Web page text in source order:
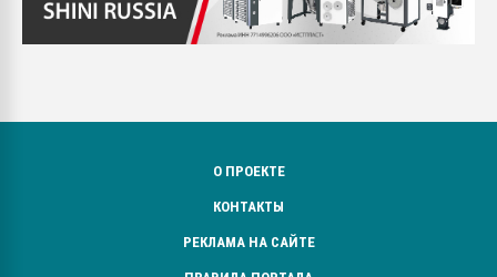
О ПРОЕКТЕ
КОНТАКТЫ
РЕКЛАМА НА САЙТЕ